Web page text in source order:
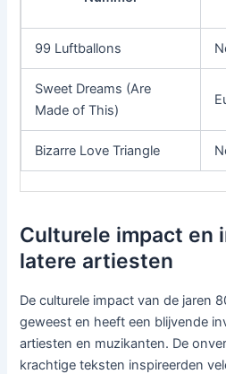
99 Luftballons
Sweet Dreams (Are
Made of This)
Bizarre Love Triangle
Culturele impact en
latere artiesten
De culturele impact van de jaren
geweest en heeft een blijvende
artiesten en muzikanten. De
krachtige teksten inspireerden